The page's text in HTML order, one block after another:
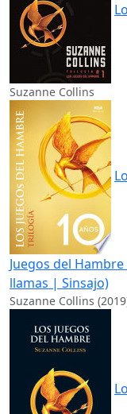
Suzanne Collins
Juegos del
llamas | Sinsajo)
Suzanne Collins